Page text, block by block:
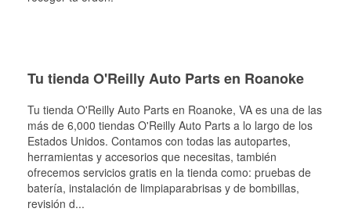
Tu tienda O'Reilly Auto Parts en Roanoke
Tu tienda O'Reilly Auto Parts en Roanoke, VA es una de las
más de 6,000 tiendas O'Reilly Auto Parts a lo largo de los
Estados Unidos. Contamos con todas las autopartes,
herramientas y accesorios que necesitas, también
ofrecemos servicios gratis en la tienda como: pruebas de
batería, instalación de limpiaparabrisas y de bombillas,
revisión d...